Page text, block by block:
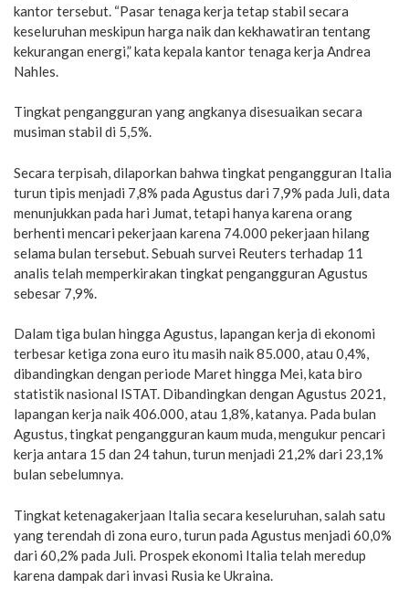
kantor tersebut. “Pasar tenaga kerja tetap stabil secara
keseluruhan meskipun harga naik dan kekhawatiran tentang
kekurangan energi,” kata kepala kantor tenaga kerja Andrea
Nahles.
Tingkat pengangguran yang angkanya disesuaikan secara
musiman stabil di 5,5%.
Secara terpisah, dilaporkan bahwa tingkat pengangguran Italia
turun tipis menjadi 7,8% pada Agustus dari 7,9% pada Juli, data
menunjukkan pada hari Jumat, tetapi hanya karena orang
berhenti mencari pekerjaan karena 74.000 pekerjaan hilang
selama bulan tersebut. Sebuah survei Reuters terhadap 11
analis telah memperkirakan tingkat pengangguran Agustus
sebesar 7,9%.
Dalam tiga bulan hingga Agustus, lapangan kerja di ekonomi
terbesar ketiga zona euro itu masih naik 85.000, atau 0,4%,
dibandingkan dengan periode Maret hingga Mei, kata biro
statistik nasional ISTAT. Dibandingkan dengan Agustus 2021,
lapangan kerja naik 406.000, atau 1,8%, katanya. Pada bulan
Agustus, tingkat pengangguran kaum muda, mengukur pencari
kerja antara 15 dan 24 tahun, turun menjadi 21,2% dari 23,1%
bulan sebelumnya.
Tingkat ketenagakerjaan Italia secara keseluruhan, salah satu
yang terendah di zona euro, turun pada Agustus menjadi 60,0%
dari 60,2% pada Juli. Prospek ekonomi Italia telah meredup
karena dampak dari invasi Rusia ke Ukraina.